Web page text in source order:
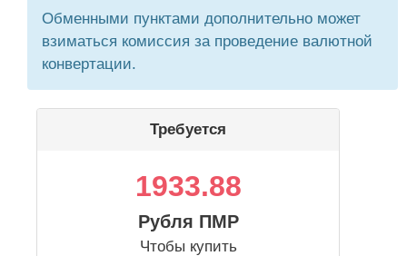
Обменными пунктами дополнительно может
взиматься комиссия за проведение валютной
конвертации.
Требуется
1933.88
Рубля ПМР
Чтобы купить